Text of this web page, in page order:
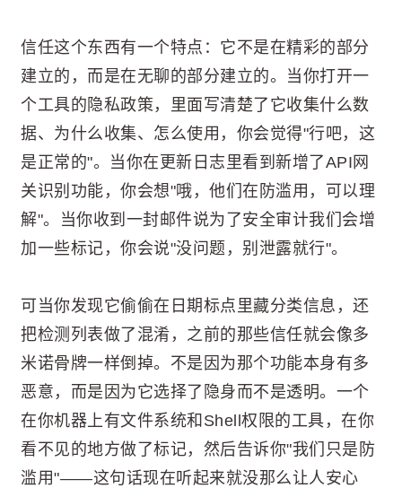
信任这个东西有一个特点：它不是在精彩的部分
建立的，而是在无聊的部分建立的。当你打开一
个工具的隐私政策，里面写清楚了它收集什么数
据、为什么收集、怎么使用，你会觉得"行吧，这
是正常的"。当你在更新日志里看到新增了API网
关识别功能，你会想"哦，他们在防滥用，可以理
解"。当你收到一封邮件说为了安全审计我们会增
加一些标记，你会说"没问题，别泄露就行"。
可当你发现它偷偷在日期标点里藏分类信息，还
把检测列表做了混淆，之前的那些信任就会像多
米诺骨牌一样倒掉。不是因为那个功能本身有多
恶意，而是因为它选择了隐身而不是透明。一个
在你机器上有文件系统和Shell权限的工具，在你
看不见的地方做了标记，然后告诉你"我们只是防
滥用"——这句话现在听起来就没那么让人安心